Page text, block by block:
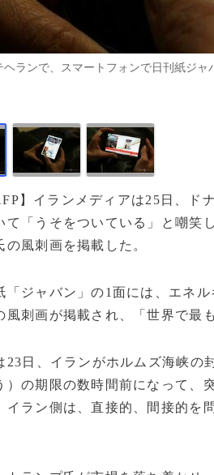
ヘランで、スマートフォンで日刊紙ジ
】イランメディアは25日、
て「うそをついている」と嘲笑
の風刺画を掲載した。
「ジャバン」の1面には、エネ
風刺画が掲載され、「世界で最
23日、イランがホルムズ海峡
）の期限の数時間前になって
イラン側は、直接的、間接的を